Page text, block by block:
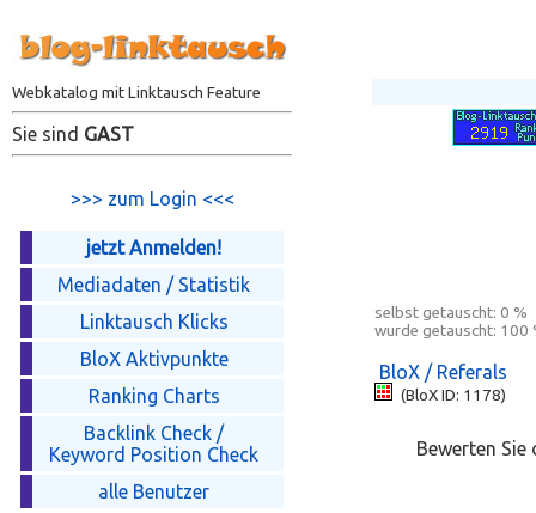
Webkatalog mit Linktausch Feature
Sie sind GAST
>>> zum Login <<<
jetzt Anmelden!
Mediadaten / Statistik
Linktausch Klicks
BloX Aktivpunkte
Ranking Charts
Backlink Check /
Keyword Position Check
alle Benutzer
selbst getauscht: 0 %
wurde getauscht: 100
BloX / Referals
(BloX ID: 1178)
Bewerten